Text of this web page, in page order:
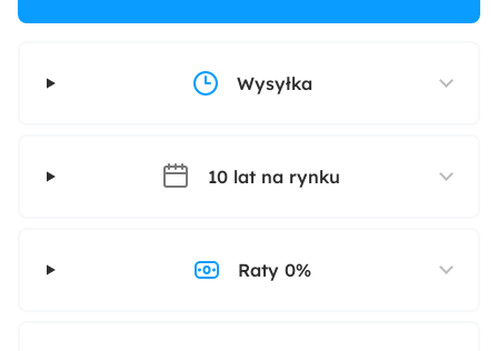
Wysyłka
10 lat na rynku
Raty 0%